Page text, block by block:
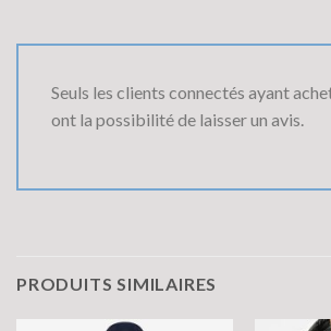
Seuls les clients connectés ayant
ont la possibilité de laisser un avis.
PRODUITS SIMILAIRES